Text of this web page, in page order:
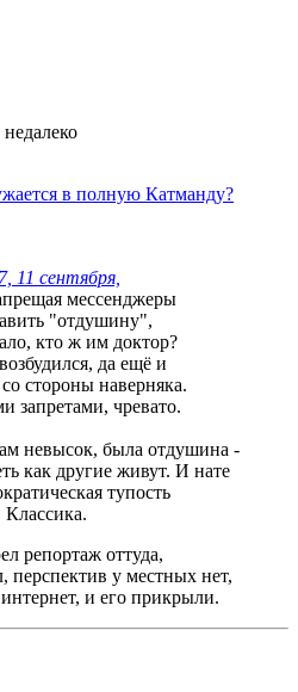
в полную Катманду?
11 сентября,
мессенджеры
"отдушину",
кто ж им доктор?
да ещё и
стороны наверняка.
запретами, чревато.
невысок, была отдушина -
как другие живут. И нате
тупость
Классика.
репортаж оттуда,
перспектив у местных нет,
и его прикрыли.